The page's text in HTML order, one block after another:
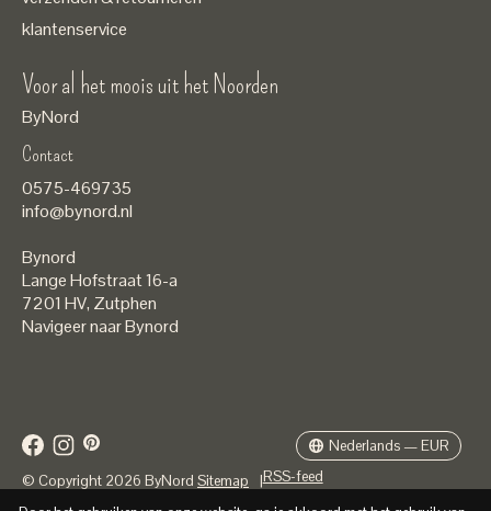
klantenservice
Voor al het moois uit het Noorden
ByNord
Contact
0575-469735
info@bynord.nl
Bynord
Lange Hofstraat 16-a
7201 HV, Zutphen
Navigeer naar Bynord
© Copyright 2026 ByNord Sitemap |RSS-feed
Nederlands — EUR